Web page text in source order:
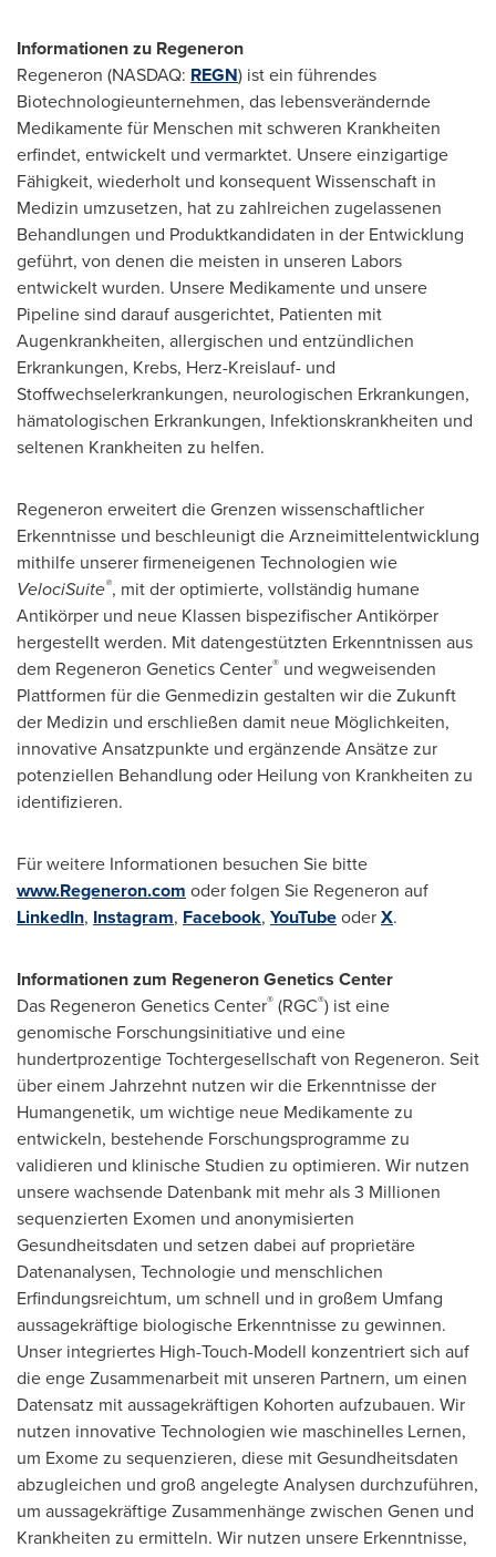
Informationen zu Regeneron
Regeneron (NASDAQ: REGN) ist ein führendes
Biotechnologieunternehmen, das lebensverändernde
Medikamente für Menschen mit schweren Krankheiten
erfindet, entwickelt und vermarktet. Unsere einzigartige
Fähigkeit, wiederholt und konsequent Wissenschaft in
Medizin umzusetzen, hat zu zahlreichen zugelassenen
Behandlungen und Produktkandidaten in der Entwicklung
geführt, von denen die meisten in unseren Labors
entwickelt wurden. Unsere Medikamente und unsere
Pipeline sind darauf ausgerichtet, Patienten mit
Augenkrankheiten, allergischen und entzündlichen
Erkrankungen, Krebs, Herz-Kreislauf- und
Stoffwechselerkrankungen, neurologischen Erkrankungen,
hämatologischen Erkrankungen, Infektionskrankheiten und
seltenen Krankheiten zu helfen.
Regeneron erweitert die Grenzen wissenschaftlicher
Erkenntnisse und beschleunigt die Arzneimittelentwicklung
mithilfe unserer firmeneigenen Technologien wie
VelociSuite®, mit der optimierte, vollständig humane
Antikörper und neue Klassen bispezifischer Antikörper
hergestellt werden. Mit datengestützten Erkenntnissen aus
dem Regeneron Genetics Center® und wegweisenden
Plattformen für die Genmedizin gestalten wir die Zukunft
der Medizin und erschließen damit neue Möglichkeiten,
innovative Ansatzpunkte und ergänzende Ansätze zur
potenziellen Behandlung oder Heilung von Krankheiten zu
identifizieren.
Für weitere Informationen besuchen Sie bitte
www.Regeneron.com oder folgen Sie Regeneron auf
LinkedIn, Instagram, Facebook, YouTubeoderX.
Informationen zum Regeneron Genetics Center
Das Regeneron Genetics Center® (RGC®) ist eine
genomische Forschungsinitiative und eine
hundertprozentige Tochtergesellschaft von Regeneron. Seit
über einem Jahrzehnt nutzen wir die Erkenntnisse der
Humangenetik, um wichtige neue Medikamente zu
entwickeln, bestehende Forschungsprogramme zu
validieren und klinische Studien zu optimieren. Wir nutzen
unsere wachsende Datenbank mit mehr als 3 Millionen
sequenzierten Exomen und anonymisierten
Gesundheitsdaten und setzen dabei auf proprietäre
Datenanalysen, Technologie und menschlichen
Erfindungsreichtum, um schnell und in großem Umfang
aussagekräftige biologische Erkenntnisse zu gewinnen.
Unser integriertes High-Touch-Modell konzentriert sich auf
die enge Zusammenarbeit mit unseren Partnern, um einen
Datensatz mit aussagekräftigen Kohorten aufzubauen. Wir
nutzen innovative Technologien wie maschinelles Lernen,
um Exome zu sequenzieren, diese mit Gesundheitsdaten
abzugleichen und groß angelegte Analysen durchzuführen,
um aussagekräftige Zusammenhänge zwischen Genen und
Krankheiten zu ermitteln. Wir nutzen unsere Erkenntnisse,